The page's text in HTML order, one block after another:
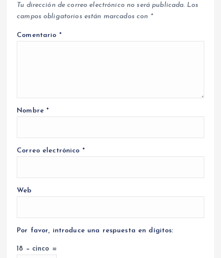
Tu dirección de correo electrónico no será publicada. Los
campos obligatorios están marcados con *
Comentario *
Nombre*
Correo electrónico *
Web
Por favor, introduce una respuesta en dígitos:
18 − cinco =